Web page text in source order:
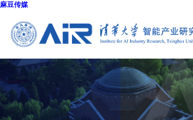
麻豆传媒